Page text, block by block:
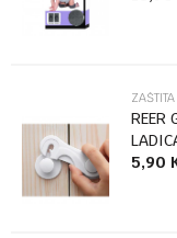
Poruka
Anti-spam zaštita -
REER
5,90